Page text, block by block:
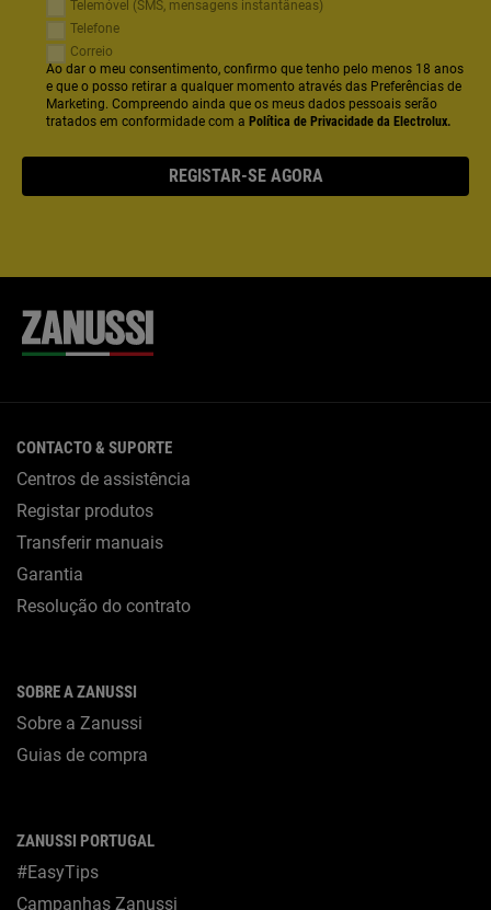
Telemóvel (SMS, mensagens instantâneas)
Telefone
Correio
Ao dar o meu consentimento, confirmo que tenho pelo menos 18 anos
e que o posso retirar a qualquer momento através das Preferências de
Marketing. Compreendo ainda que os meus dados pessoais serão
tratados em conformidade com a Política de Privacidade da Electrolux.
REGISTAR-SE AGORA
CONTACTO & SUPORTE
Centros de assistência
Registar produtos
Transferir manuais
Garantia
Resolução do contrato
SOBRE A ZANUSSI
Sobre a Zanussi
Guias de compra
ZANUSSI PORTUGAL
#EasyTips
Campanhas Zanussi